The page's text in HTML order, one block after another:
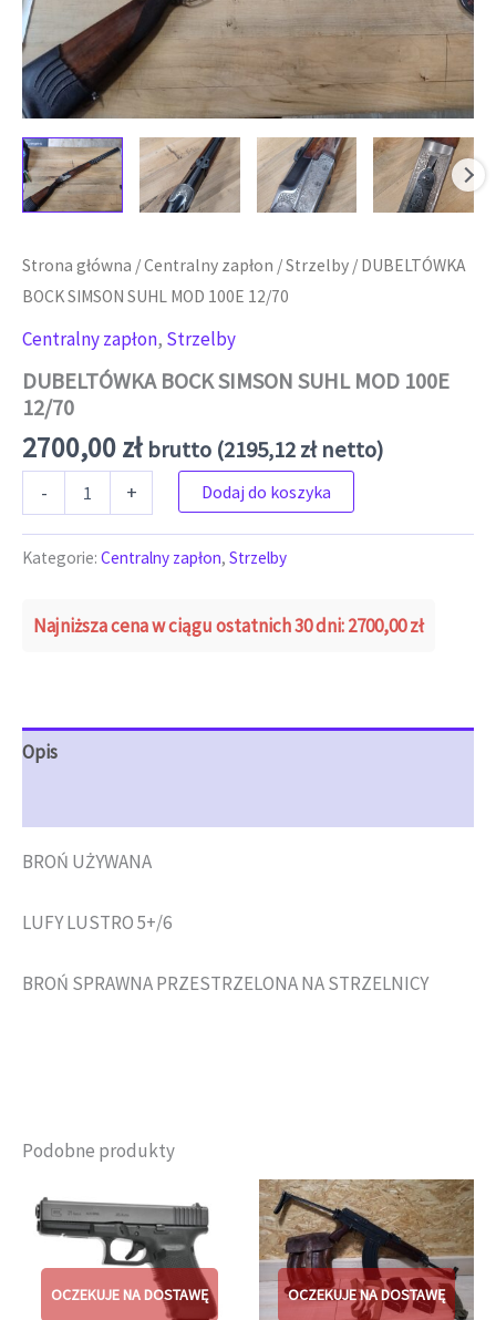
Strona główna /Centralny zapłon /Strzelby / DUBELTÓWKA
BOCK SIMSON SUHL MOD 100E 12/70
Centralny zapłon, Strzelby
DUBELTÓWKA BOCK SIMSON SUHL MOD 100E
12/70
2700,00zł brutto (2195,12złnetto)
-
ilość DUBELTÓWKA BOCK SIMSON SUHL MOD 100E 12/70
+ Dodaj do koszyka
Kategorie: Centralny zapłon, Strzelby
Najniższa cena w ciągu ostatnich 30 dni:2700,00zł
Opis
BROŃ UŻYWANA
LUFY LUSTRO 5+/6
BROŃ SPRAWNA PRZESTRZELONA NA STRZELNICY
Podobne produkty